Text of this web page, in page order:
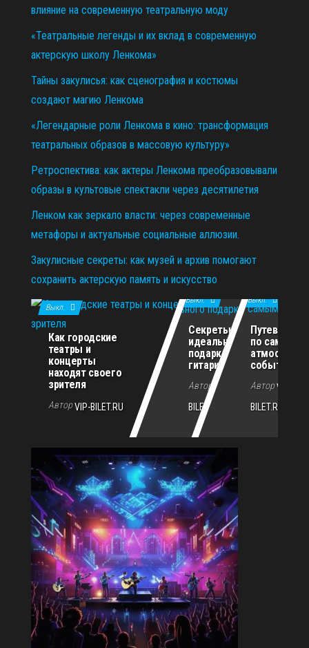
влияние на современную театральную моду
«Театральные легенды и их вклад в современную
актерскую школу Ленкома»
Тайны закулисья: как сценография и костюмы
создают магию Ленкома
«Легендарные роли Ленкома в кино: трансформация
театральных образов в массовую культуру»
Ретроспектива: как актеры Ленкома преобразовывали
образы в культовые спектакли через десятилетия
Ленком как зеркало власти: через современные
метафоры и актуальные социальные аллюзии.
Закулисные секреты: как музей и архив помогают
сохранить актерскую память и искусство
02.07.2026
Выкл.
Как городские
театры и
концерты
находят своего
зрителя
АвторVIP-BILET.RU
11.12.2025
Выкл.
Секреты
идеального
подарка для
гитариста
Автор VIP-
BILET.RU
Выкл.
по самым
событиям
АвторVIP-
BILET.RU